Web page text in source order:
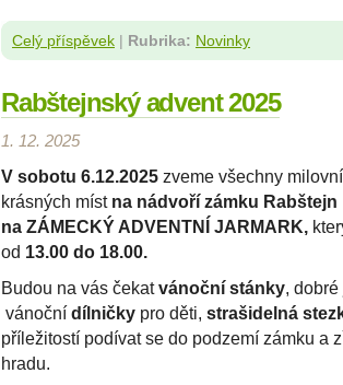
Celý příspěvek | Rubrika: Novinky
Rabštejnský advent 2025
1. 12. 2025
V sobotu 6.12.2025 zveme všechny
krásných míst na nádvoří zámku
na ZÁMECKÝ ADVENTNÍ JARMARK,
od 13.00 do 18.00.
Budou na vás čekatvánoční stánky , dobré
vánočnídílničky pro děti, strašidelná
příležitostí podívat se do podzemí zámku a
hradu.